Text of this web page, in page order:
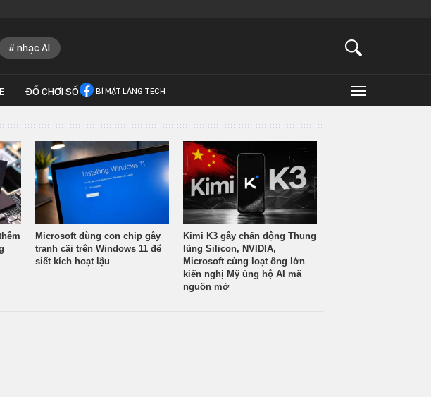
nhạc AI
ĐỒ CHƠI SỐ BÍ MẬT LÀNG TECH
Microsoft dùng con chip gây
tranh cãi trên Windows 11 để
siết kích hoạt lậu
Kimi K3 gây chấn động Thung
lũng Silicon, NVIDIA,
Microsoft cùng loạt ông lớn
kiến nghị Mỹ ủng hộ AI mã
nguồn mở